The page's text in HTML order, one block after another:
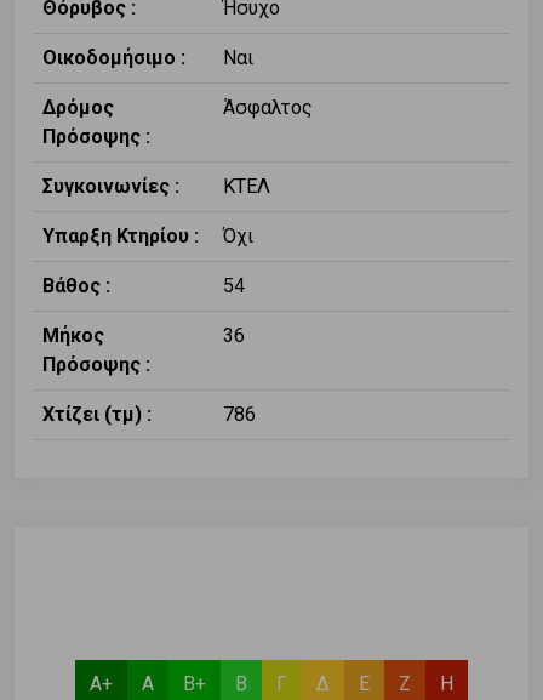
Θόρυβος : Ήσυχο
Οικοδομήσιμο : Ναι
Δρόμος
Πρόσοψης :
Άσφαλτος
Συγκοινωνίες : ΚΤΕΛ
Υπαρξη Κτηρίου : Όχι
Βάθος : 54
Μήκος
Πρόσοψης :
36
Χτίζει (τμ) : 786
Α+ Α Β+ Β Γ Δ Ε Ζ Η